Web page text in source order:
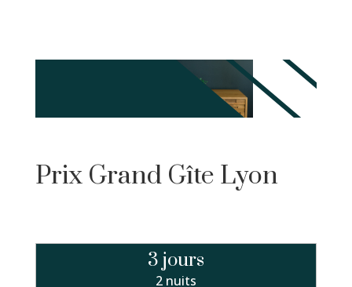
Prix Grand Gîte Lyon
3 jours
2 nuits